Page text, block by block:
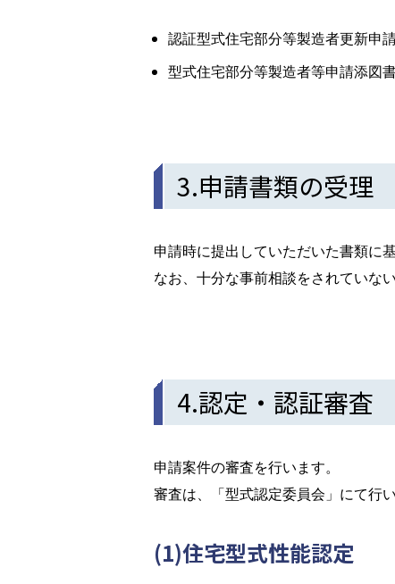
認証型式住宅部分等製造者更新申
型式住宅部分等製造者等申請添図
3.申請書類の受理
申請時に提出していただいた書類に
なお、十分な事前相談をされていな
4.認定・認証審査
申請案件の審査を行います。
審査は、「型式認定委員会」にて行
(1)住宅型式性能認定